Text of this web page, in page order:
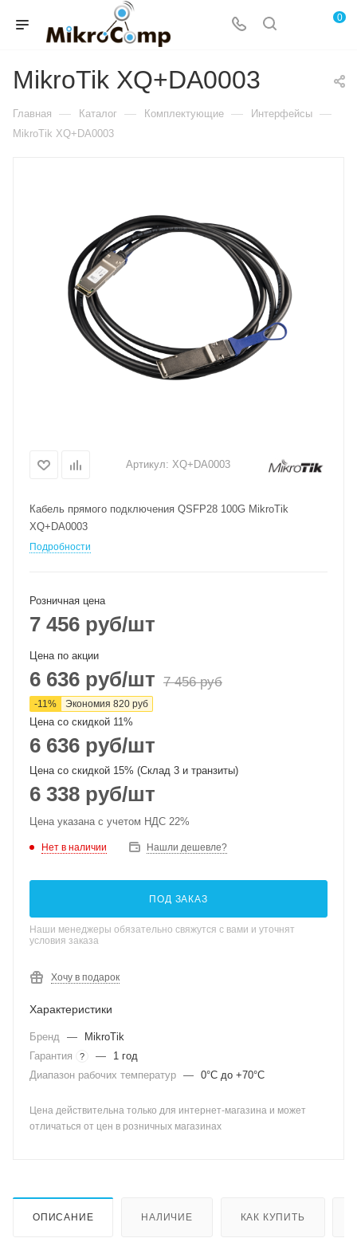
0
MikroTik XQ+DA0003
Главная — Каталог — Комплектующие — Интерфейсы —
MikroTik XQ+DA0003
Артикул: XQ+DA0003
Кабель прямого подключения QSFP28 100G MikroTik
XQ+DA0003
Подробности
Розничная цена
7 456 руб/шт
Цена по акции
6 636 руб/шт 7 456руб
-11% Экономия 820 руб
Цена со скидкой 11%
6 636 руб/шт
Цена со скидкой 15% (Склад 3 и транзиты)
6 338 руб/шт
Цена указана с учетом НДС 22%
Нет в наличии Нашли дешевле?
ПОД ЗАКАЗ
Наши менеджеры обязательно свяжутся с вами и уточнят
условия заказа
Хочу в подарок
Характеристики
Бренд —
MikroTik
Гарантия
? —
1 год
Диапазон рабочих температур — 0°C до +70°C
Цена действительна только для интернет-магазина и может
отличаться от цен в розничных магазинах
ОПИСАНИЕ НАЛИЧИЕ КАК КУПИТЬ